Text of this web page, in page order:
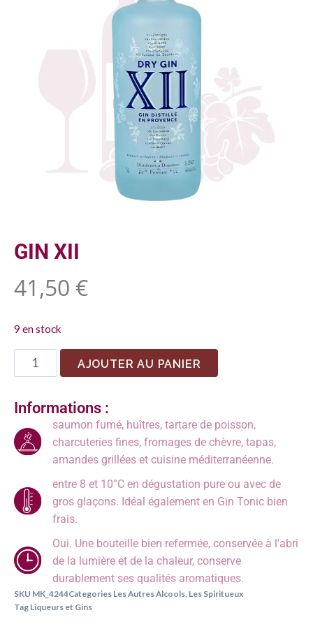
GIN XII
41,50 €
9 en stock
AJOUTER AU PANIER
Informations :
saumon fumé, huîtres, tartare de poisson,
charcuteries fines, fromages de chèvre, tapas,
amandes grillées et cuisine méditerranéenne.
entre 8 et 10°C en dégustation pure ou avec de
gros glaçons. Idéal également en Gin Tonic bien
frais.
Oui. Une bouteille bien refermée, conservée à l'abri
de la lumière et de la chaleur, conserve
durablement ses qualités aromatiques.
SKU MK_4244Categories Les Autres Alcools Les Spiritueux
Tag Liqueurs et Gins